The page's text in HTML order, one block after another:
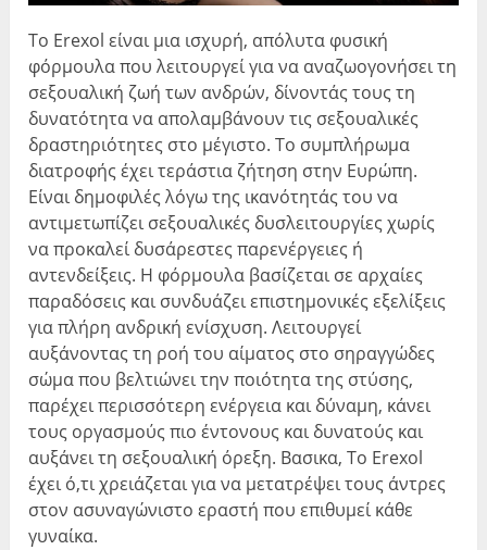
Το Erexol είναι μια ισχυρή, απόλυτα φυσική
φόρμουλα που λειτουργεί για να αναζωογονήσει τη
σεξουαλική ζωή των ανδρών, δίνοντάς τους τη
δυνατότητα να απολαμβάνουν τις σεξουαλικές
δραστηριότητες στο μέγιστο. Το συμπλήρωμα
διατροφής έχει τεράστια ζήτηση στην Ευρώπη.
Είναι δημοφιλές λόγω της ικανότητάς του να
αντιμετωπίζει σεξουαλικές δυσλειτουργίες χωρίς
να προκαλεί δυσάρεστες παρενέργειες ή
αντενδείξεις. Η φόρμουλα βασίζεται σε αρχαίες
παραδόσεις και συνδυάζει επιστημονικές εξελίξεις
για πλήρη ανδρική ενίσχυση. Λειτουργεί
αυξάνοντας τη ροή του αίματος στο σηραγγώδες
σώμα που βελτιώνει την ποιότητα της στύσης,
παρέχει περισσότερη ενέργεια και δύναμη, κάνει
τους οργασμούς πιο έντονους και δυνατούς και
αυξάνει τη σεξουαλική όρεξη. Βασικα, Το Erexol
έχει ό,τι χρειάζεται για να μετατρέψει τους άντρες
στον ασυναγώνιστο εραστή που επιθυμεί κάθε
γυναίκα.